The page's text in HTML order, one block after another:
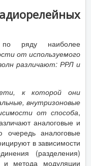
ряду наиболее
от используемого
различают: РРЛ и
к которой они
внутризоновые
от способа,
аналоговые и
аналоговые
в зависимости
(разделения)
и метода модуляции